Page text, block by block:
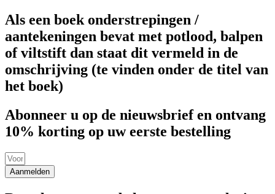
Als een boek onderstrepingen /
aantekeningen bevat met potlood, balpen
of viltstift dan staat dit vermeld in de
omschrijving (te vinden onder de titel van
het boek)
Abonneer u op de nieuwsbrief en ontvang
10% korting op uw eerste bestelling
Aanmelden